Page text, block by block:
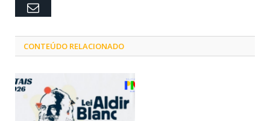
Email
CONTEÚDO RELACIONADO